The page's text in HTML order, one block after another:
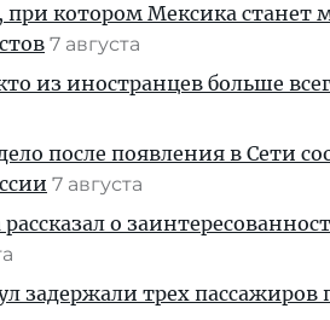
при котором Мексика станет
7 августа
из иностранцев больше
после появления в Сети
7 августа
о
задержали трех пассажиров